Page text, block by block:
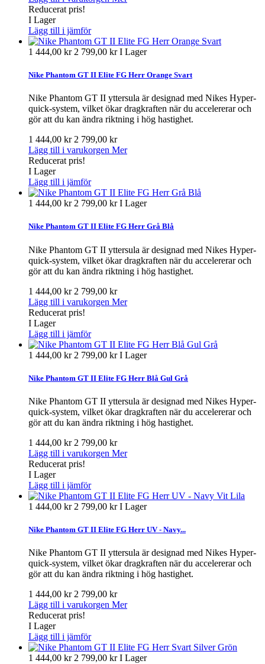
Reducerat pris!
I Lager
Lägg till i jämför
1 444,00 kr 2 799,00 krI Lager
Nike Phantom GT II Elite FG Herr Orange Svart
Nike Phantom GT II yttersula är designad med Nikes Hyper-
quick-system, vilket ökar dragkraften när du accelererar och
gör att du kan ändra riktning i hög hastighet.
1 444,00 kr 2 799,00 kr
Lägg till i varukorgen Mer
Reducerat pris!
I Lager
Lägg till i jämför
1 444,00 kr 2 799,00 krI Lager
Nike Phantom GT II Elite FG Herr Grå Blå
Nike Phantom GT II yttersula är designad med Nikes Hyper-
quick-system, vilket ökar dragkraften när du accelererar och
gör att du kan ändra riktning i hög hastighet.
1 444,00 kr 2 799,00 kr
Lägg till i varukorgen Mer
Reducerat pris!
I Lager
Lägg till i jämför
1 444,00 kr 2 799,00 krI Lager
Nike Phantom GT II Elite FG Herr Blå Gul Grå
Nike Phantom GT II yttersula är designad med Nikes Hyper-
quick-system, vilket ökar dragkraften när du accelererar och
gör att du kan ändra riktning i hög hastighet.
1 444,00 kr 2 799,00 kr
Lägg till i varukorgen Mer
Reducerat pris!
I Lager
Lägg till i jämför
1 444,00 kr 2 799,00 krI Lager
Nike Phantom GT II Elite FG Herr UV - Navy...
Nike Phantom GT II yttersula är designad med Nikes Hyper-
quick-system, vilket ökar dragkraften när du accelererar och
gör att du kan ändra riktning i hög hastighet.
1 444,00 kr 2 799,00 kr
Lägg till i varukorgen Mer
Reducerat pris!
I Lager
Lägg till i jämför
1 444,00 kr 2 799,00 krI Lager